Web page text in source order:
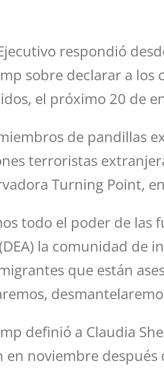
respondió
sobre declarar a
el próximo 20 de
de pandillas
terroristas
Turning Point,
todo el poder de las
la comunidad de
que están
definió a Claudia
en noviembre